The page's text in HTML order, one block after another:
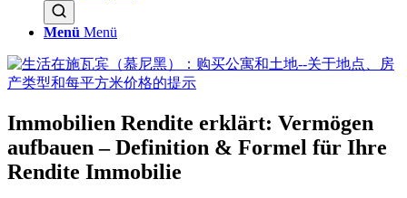
Menü Menü
Immobilien Rendite erklärt: Vermögen
aufbauen – Definition & Formel für Ihre
Rendite Immobilie